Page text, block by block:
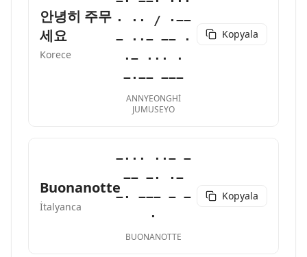
안녕히 주무
세요
Korece
· ·· / ·−−
− ··− −− ·
·− ··· ·
−·−− −−−
ANNYEONGHI
JUMUSEYO
Kopyala
Buonanotte
İtalyanca
−··· ··− −
−− −· ·−
−· −−− − −
·
BUONANOTTE
Kopyala